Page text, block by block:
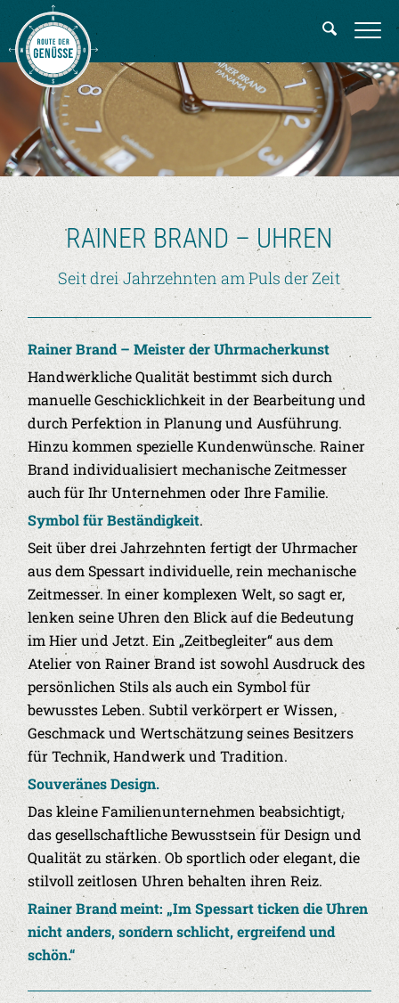
RAINER BRAND – UHREN
Seit drei Jahrzehnten am Puls der Zeit
Rainer Brand – Meister der Uhrmacherkunst
Handwerkliche Qualität bestimmt sich durch
manuelle Geschicklichkeit in der Bearbeitung und
durch Perfektion in Planung und Ausführung.
Hinzu kommen spezielle Kundenwünsche. Rainer
Brand individualisiert mechanische Zeitmesser
auch für Ihr Unternehmen oder Ihre Familie.
Symbol für Beständigkeit.
Seit über drei Jahrzehnten fertigt der Uhrmacher
aus dem Spessart individuelle, rein mechanische
Zeitmesser. In einer komplexen Welt, so sagt er,
lenken seine Uhren den Blick auf die Bedeutung
im Hier und Jetzt. Ein „Zeitbegleiter“ aus dem
Atelier von Rainer Brand ist sowohl Ausdruck des
persönlichen Stils als auch ein Symbol für
bewusstes Leben. Subtil verkörpert er Wissen,
Geschmack und Wertschätzung seines Besitzers
für Technik, Handwerk und Tradition.
Souveränes Design.
Das kleine Familienunternehmen beabsichtigt,
das gesellschaftliche Bewusstsein für Design und
Qualität zu stärken. Ob sportlich oder elegant, die
stilvoll zeitlosen Uhren behalten ihren Reiz.
Rainer Brand meint: „Im Spessart ticken die Uhren
nicht anders, sondern schlicht, ergreifend und
schön.“